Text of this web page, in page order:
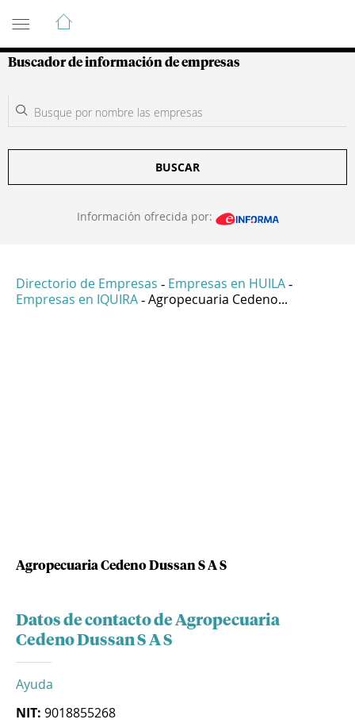
Guía de Empresas Colombianas
Buscador de información de empresas
BUSCAR
Información ofrecida por:
Directorio de Empresas - Empresas en HUILA -
Empresas en IQUIRA - Agropecuaria Cedeno...
Agropecuaria Cedeno Dussan S A S
Datos de contacto de Agropecuaria
Cedeno Dussan S A S
Ayuda
NIT: 9018855268